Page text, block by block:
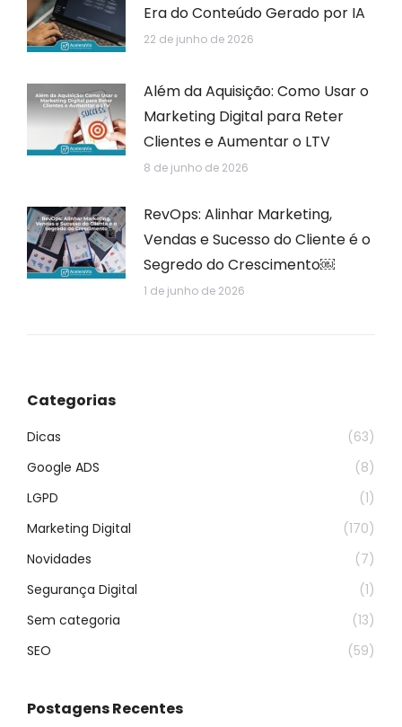
Era do Conteúdo Gerado por IA
22 de junho de 2026
Além da Aquisição: Como Usar o
Marketing Digital para Reter
Clientes e Aumentar o LTV
8 de junho de 2026
RevOps: Alinhar Marketing,
Vendas e Sucesso do Cliente é o
Segredo do Crescimento￼
1 de junho de 2026
Categorias
Dicas
(63)
Google ADS
(8)
LGPD
(1)
Marketing Digital
(170)
Novidades
(7)
Segurança Digital
(1)
Sem categoria
(13)
SEO
(59)
Postagens Recentes